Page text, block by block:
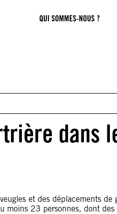
QUI SOMMES-NOUS ?
dans
et des déplacements de
moins 23 personnes, dont